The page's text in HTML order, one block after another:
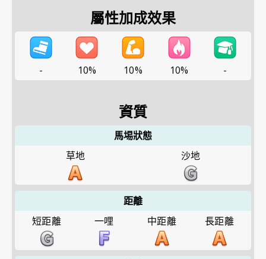
屬性加成效果
- 10% 10% 10% -
資質
馬埸狀態
草地
沙地
距離
短距離
一哩 中距離 長距離